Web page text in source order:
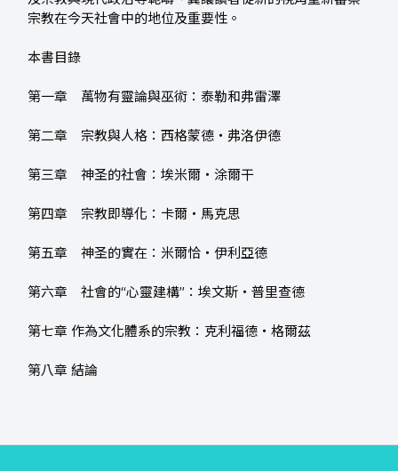
宗教在今天社會中的地位及重要性。
本書目錄
第一章 萬物有靈論與巫術：泰勒和弗雷澤
第二章 宗教與人格：西格蒙德‧弗洛伊德
第三章 神圣的社會：埃米爾‧涂爾干
第四章 宗教即導化：卡爾‧馬克思
第五章 神圣的實在：米爾恰‧伊利亞德
第六章 社會的“心靈建構”：埃文斯‧普里查德
第七章 作為文化體系的宗教：克利福德‧格爾茲
第八章 結論